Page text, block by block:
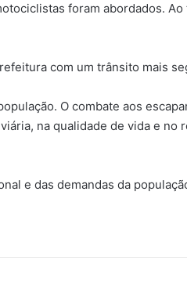
foram abordados.
com um trânsito mais
O combate aos
na qualidade de vida e no
e das demandas da